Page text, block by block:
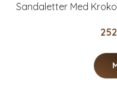
Sandaletter Med